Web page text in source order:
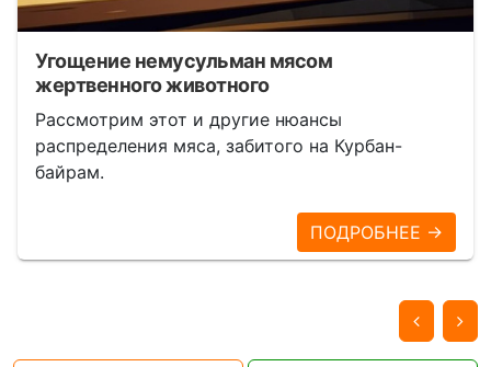
Угощение немусульман мясом
жертвенного животного
Рассмотрим этот и другие нюансы
распределения мяса, забитого на Курбан-
байрам.
ПОДРОБНЕЕ →